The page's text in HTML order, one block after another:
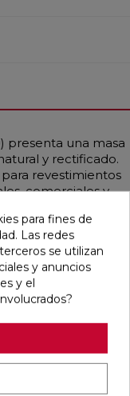
presenta una masa
y rectificado.
revestimientos
comerciales y
y se ofrece
interesar
favorite favorite
para fines de
Las redes
se utilizan
y anuncios
y el